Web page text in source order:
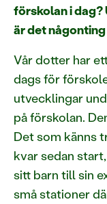
förskolan i
är det
Vår dotter har
dags för
utvecklingar
på förskolan.
Det som känns
kvar sedan
sitt barn till sin
små stationer